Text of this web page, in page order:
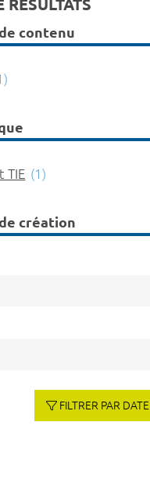
RÉSULTATS
contenu
TIE (1)
création
FILTRER PAR DATE